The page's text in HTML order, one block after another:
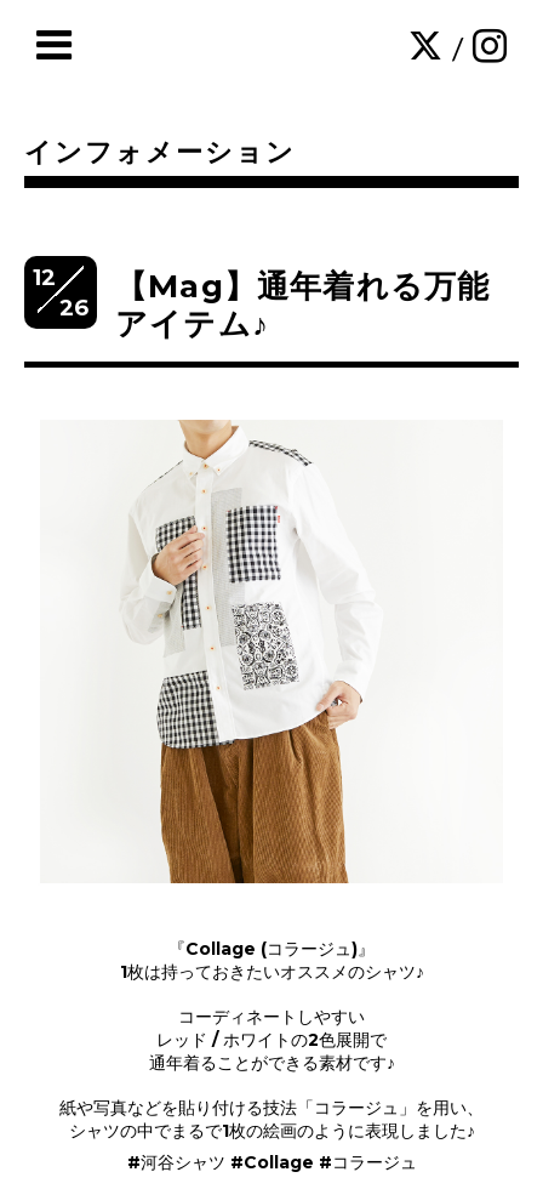
/
インフォメーション
12
26
【Mag】通年着れる万能
アイテム♪
『Collage (コラージュ)』
1枚は持っておきたいオススメのシャツ♪
コーディネートしやすい
レッド / ホワイトの2色展開で
通年着ることができる素材です♪
紙や写真などを貼り付ける技法「コラージュ」を用い、
シャツの中でまるで1枚の絵画のように表現しました♪
#河谷シャツ #Collage #コラージュ